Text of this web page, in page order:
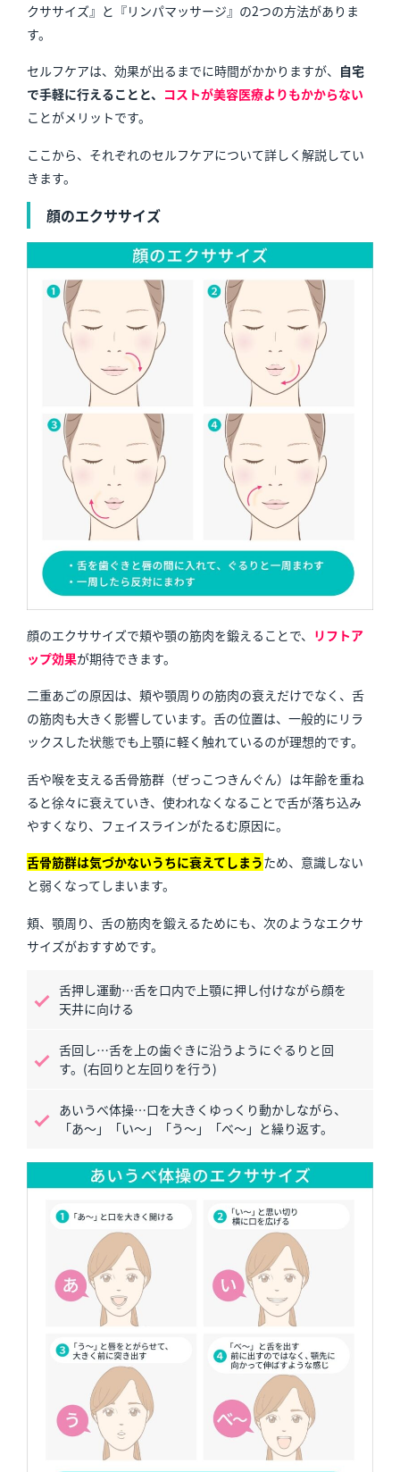
クササイズ』と『リンパマッサージ』の2つの方法がありま
す。
セルフケアは、効果が出るまでに時間がかかりますが、 自宅
で手軽に行えることと、 コストが美容医療よりもかからない
ことがメリットです。
ここから、それぞれのセルフケアについて詳しく解説してい
きます。
顔のエクササイズ
顔のエクササイズで頬や顎の筋肉を鍛えることで、 リフトア
ップ効果が期待できます。
二重あごの原因は、頬や顎周りの筋肉の衰えだけでなく、舌
の筋肉も大きく影響しています。舌の位置は、一般的にリラ
ックスした状態でも上顎に軽く触れているのが理想的です。
舌や喉を支える舌骨筋群（ぜっこつきんぐん）は年齢を重ね
ると徐々に衰えていき、使われなくなることで舌が落ち込み
やすくなり、フェイスラインがたるむ原因に。
舌骨筋群は気づかないうちに衰えてしまうため、意識しない
と弱くなってしまいます。
頬、顎周り、舌の筋肉を鍛えるためにも、次のようなエクサ
サイズがおすすめです。
舌押し運動…舌を口内で上顎に押し付けながら顔を
天井に向ける
舌回し…舌を上の歯ぐきに沿うようにぐるりと回
す。(右回りと左回りを行う)
あいうべ体操…口を大きくゆっくり動かしながら、
「あ～」「い〜」「う～」「べ～」と繰り返す。